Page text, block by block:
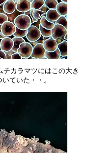
カラマツにはこの大き
ていた・・。